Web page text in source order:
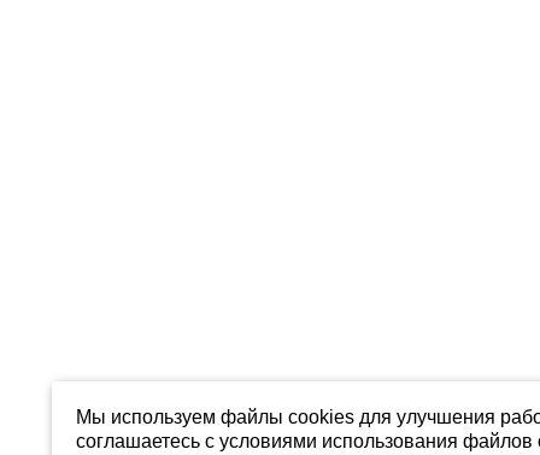
Мы используем файлы cookies для улучшения
соглашаетесь с условиями использования файлов